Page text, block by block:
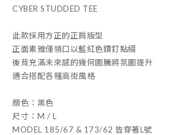
CYBER STUDDED TEE
此款採用方正的正肩版型
正面素雅僅領口以藍紅色鑽釘點綴
後背充滿未來感的幾何圖騰將氛圍提升
適合搭配各種高街風格
顏色：黑色
尺寸：M / L
MODEL 185/67 & 173/62 皆穿著L號